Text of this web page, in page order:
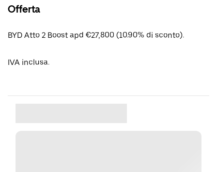
Offerta
BYD Atto 2 Boost apd €27,800 (10.90% di sconto).
IVA inclusa.